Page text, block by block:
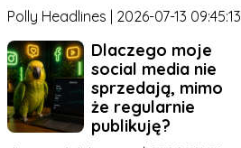
Polly Headlines | 2026-07-13 09:45:13
Dlaczego moje
social media nie
sprzedają, mimo
że regularnie
publikuję?